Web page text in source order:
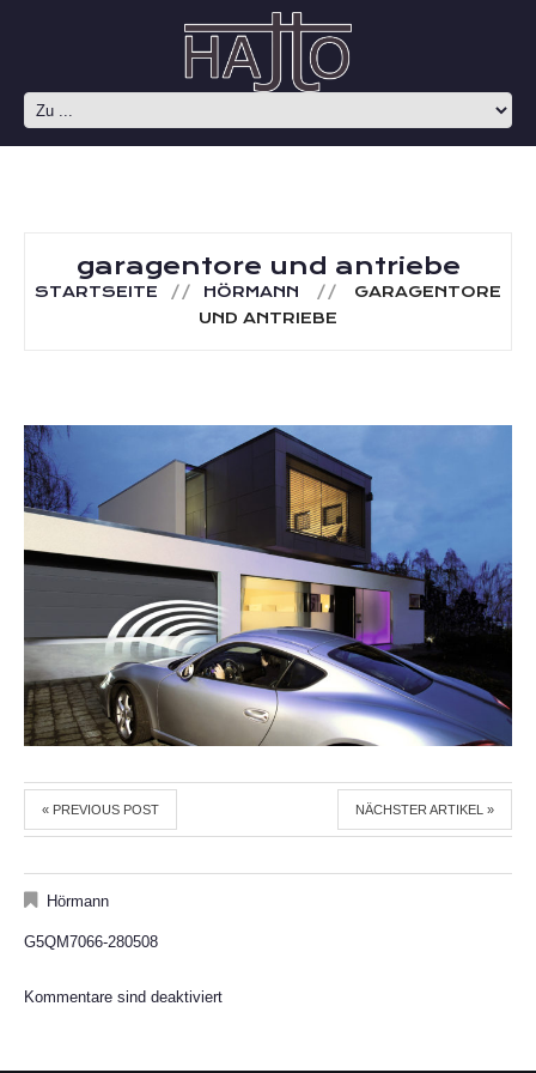
garagentore und antriebe
STARTSEITE HÖRMANN
GARAGENTORE
UND ANTRIEBE
« PREVIOUS POST NÄCHSTER ARTIKEL »
Hörmann
G5QM7066-280508
Kommentare sind deaktiviert